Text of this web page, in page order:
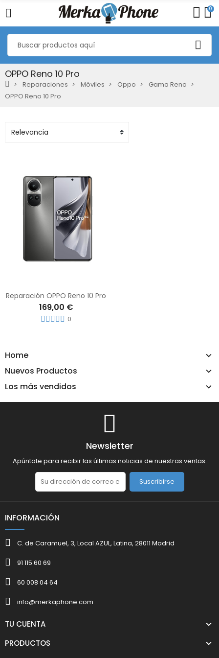
0
OPPO Reno 10 Pro
Reparaciones Móviles Oppo
Gama Reno
OPPO Reno 10 Pro
Home
Nuevos Productos
Los más vendidos
Reparación OPPO Reno 10 Pro
169,00 €
0
Newsletter
Apúntate para recibir las últimas noticias de nuestras ventas.
Suscribirse
INFORMACIÓN
C. de Caramuel, 3, Local AZUL, Latina, 28011 Madrid
91 115 60 69
60 008 04 64
info@merkaphone.com
TU CUENTA
PRODUCTOS